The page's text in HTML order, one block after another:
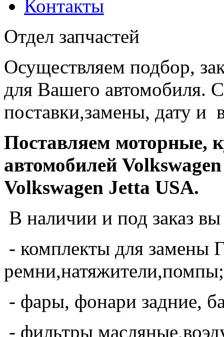
Контакты
Отдел запчастей
Осуществляем подбор,
для Вашего автомобиля.
поставки,замены, дату и
Поставляем моторные,
автомобилей
Volkswagen Jetta USA.
В наличии и под заказ
- комплекты для замены
ремни,натяжители,помпы;
- фары, фонари задние,
- фильтры